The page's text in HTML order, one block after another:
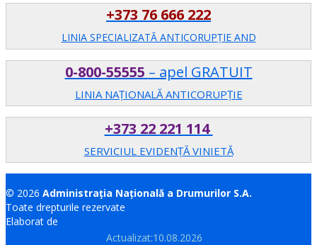
+373 76 666 222
LINIA SPECIALIZATĂ ANTICORUPŢIE AND
0-800-55555 – apel GRATUIT
LINIA NAȚIONALĂ ANTICORUPȚIE
+373 22 221 114
SERVICIUL EVIDENȚĂ VINIETĂ
© 2026 Administrația Națională a Drumurilor S.A.
Toate drepturile rezervate
Elaborat de
Actualizat:10.08.2026